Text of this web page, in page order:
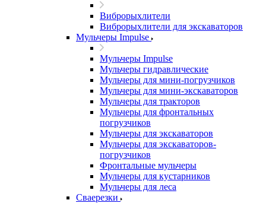
Виброрыхлители
Виброрыхлители для экскаваторов
Мульчеры Impulse
Мульчеры Impulse
Мульчеры гидравлические
Мульчеры для мини-погрузчиков
Мульчеры для мини-экскаваторов
Мульчеры для тракторов
Мульчеры для фронтальных
погрузчиков
Мульчеры для экскаваторов
Мульчеры для экскаваторов-
погрузчиков
Фронтальные мульчеры
Мульчеры для кустарников
Мульчеры для леса
Сваерезки